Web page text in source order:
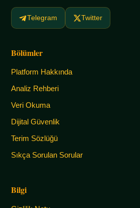
Telegram Twitter
Bölümler
Platform Hakkında
Analiz Rehberi
Veri Okuma
Dijital Güvenlik
Terim Sözlüğü
Sıkça Sorulan Sorular
Bilgi